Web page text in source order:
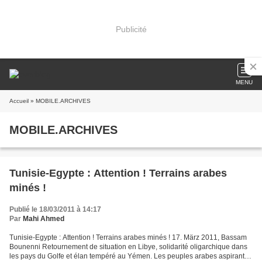
Publicité
MENU
Accueil » MOBILE.ARCHIVES
MOBILE.ARCHIVES
Tunisie-Egypte : Attention ! Terrains arabes
minés !
Publié le 18/03/2011 à 14:17
Par Mahi Ahmed
Tunisie-Egypte : Attention ! Terrains arabes minés ! 17. März 2011, Bassam
Bounenni Retournement de situation en Libye, solidarité oligarchique dans
les pays du Golfe et élan tempéré au Yémen. Les peuples arabes aspirant à